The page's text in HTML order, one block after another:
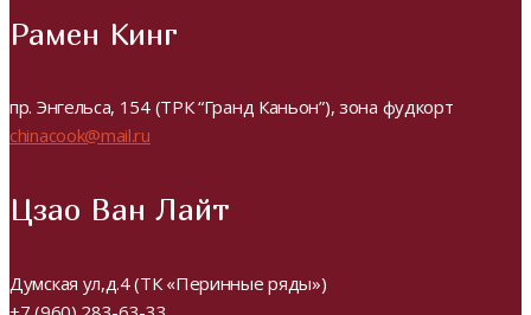
Рамен Кинг
пр. Энгельса, 154 (ТРК “Гранд Каньон”), зона фудкорт
chinacook@mail.ru
Цзао Ван Лайт
Думская ул,д.4 (ТК «Перинные ряды»)